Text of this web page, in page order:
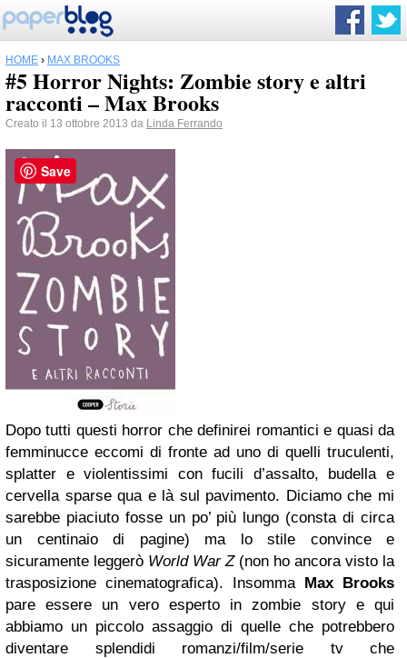
HOME › MAX BROOKS
#5 Horror Nights: Zombie story e altri
racconti – Max Brooks
Creato il 13 ottobre 2013 da Linda Ferrando
Dopo tutti questi horror che definirei romantici e quasi da
femminucce eccomi di fronte ad uno di quelli truculenti,
splatter e violentissimi con fucili d’assalto, budella e
cervella sparse qua e là sul pavimento. Diciamo che mi
sarebbe piaciuto fosse un po’ più lungo (consta di circa
un centinaio di pagine) ma lo stile convince e
sicuramente leggerò World War Z(non ho ancora visto la
trasposizione cinematografica). Insomma Max Brooks
pare essere un vero esperto in zombie story e qui
abbiamo un piccolo assaggio di quelle che potrebbero
diventare splendidi romanzi/film/serie tv che
Save